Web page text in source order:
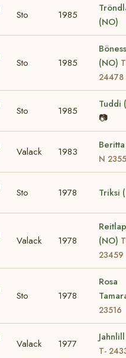
Sto 1985
(NO)
Sto 1985
(NO)
24478
Sto 1985
Tuddi
📷
Valack 1983
N
Sto 1978 Triksi
Valack 1978
(NO)
23459
Sto 1978
Rosa
23516
Valack 1977
T-